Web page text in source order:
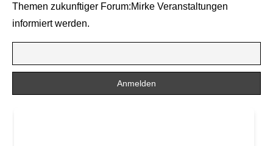
Themen zukunftiger Forum:Mirke Veranstaltungen
informiert werden.